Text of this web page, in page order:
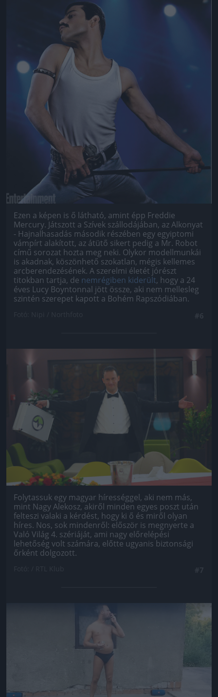
Jön még kép!
Ezen a képen is ő látható, amint épp Freddie
Mercury. Játszott a Szívek szállodájában, az Alkonyat
- Hajnalhasadás második részében egy egyiptomi
vámpírt alakított, az átütő sikert pedig a Mr. Robot
című sorozat hozta meg neki. Olykor modellmunkái
is akadnak, köszönhető szokatlan, mégis kellemes
arcberendezésének. A szerelmi életét jórészt
titokban tartja, de nemrégiben kiderült, hogy a 24
éves Lucy Boyntonnal jött össze, aki nem mellesleg
szintén szerepet kapott a Bohém Rapszódiában.
Folytassuk egy magyar hírességgel, aki nem más,
mint Nagy Alekosz, akiről minden egyes poszt után
felteszi valaki a kérdést, hogy ki ő és miről olyan
híres. Nos, sok mindenről: először is megnyerte a
Való Világ 4. szériáját, ami nagy előrelépési
lehetőség volt számára, előtte ugyanis biztonsági
őrként dolgozott.
Jön még kép!